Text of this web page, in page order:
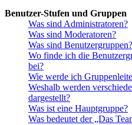
Benutzer-Stufen und Gruppen
Was sind Administratoren?
Was sind Moderatoren?
Was sind Benutzergruppen?
Wo finde ich die
bei?
Wie werde ich
Weshalb werden
dargestellt?
Was ist eine Hauptgruppe?
Was bedeutet der „Das